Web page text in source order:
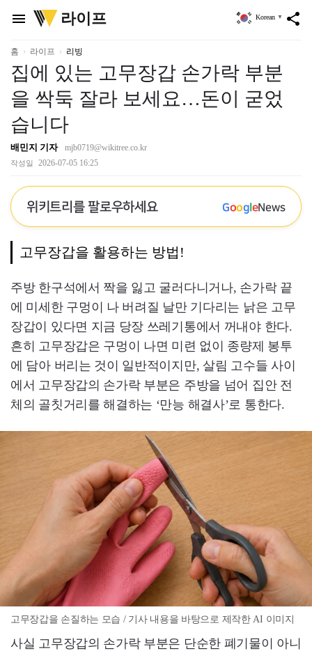
menu
위
키
리
라이프 share
Korean ▼
홈 라이프 리빙
집에 있는 고무장갑 손가락 부분
을 싹둑 잘라 보세요…돈이 굳었
습니다
배민지 기자 mjb0719@wikitree.co.kr
작성일 2026-07-05 16:25
위키트리를 팔로우하세요 GoogleNews
고무장갑을 활용하는 방법!
주방 한구석에서 짝을 잃고 굴러다니거나, 손가락 끝
에 미세한 구멍이 나 버려질 날만 기다리는 낡은 고무
장갑이 있다면 지금 당장 쓰레기통에서 꺼내야 한다.
흔히 고무장갑은 구멍이 나면 미련 없이 종량제 봉투
에 담아 버리는 것이 일반적이지만, 살림 고수들 사이
에서 고무장갑의 손가락 부분은 주방을 넘어 집안 전
체의 골칫거리를 해결하는 ‘만능 해결사’로 통한다.
고무장갑을 손질하는 모습 / 기사 내용을 바탕으로 제작한 AI 이미지
사실 고무장갑의 손가락 부분은 단순한 폐기물이 아니